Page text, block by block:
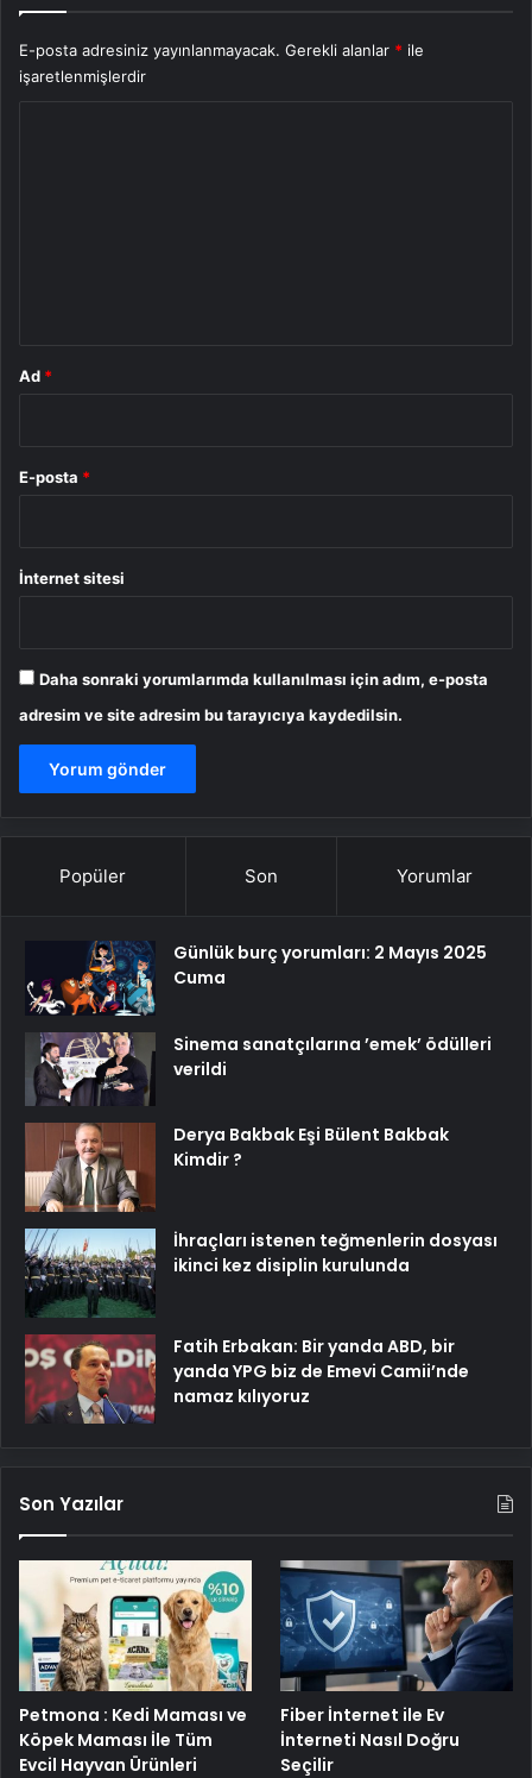
E-posta adresiniz yayınlanmayacak. Gerekli alanlar * ile
işaretlenmişlerdir
Ad *
E-posta *
İnternet sitesi
Daha sonraki yorumlarımda kullanılması için adım, e-posta
adresim ve site adresim bu tarayıcıya kaydedilsin.
Popüler Son Yorumlar
Günlük burç yorumları: 2 Mayıs 2025
Cuma
Sinema sanatçılarına ’emek’ ödülleri
verildi
Derya Bakbak Eşi Bülent Bakbak
Kimdir ?
İhraçları istenen teğmenlerin dosyası
ikinci kez disiplin kurulunda
Fatih Erbakan: Bir yanda ABD, bir
yanda YPG biz de Emevi Camii’nde
namaz kılıyoruz
Son Yazılar
Petmona : Kedi Maması ve
Köpek Maması İle Tüm
Evcil Hayvan Ürünleri
Fiber İnternet ile Ev
İnterneti Nasıl Doğru
Seçilir